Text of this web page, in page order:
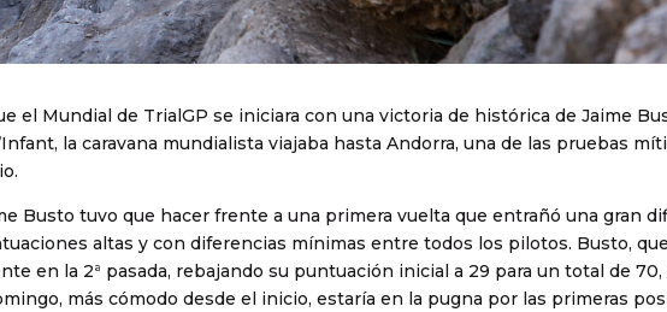
el Mundial de TrialGP se iniciara con una victoria de histórica de Jaime
la caravana mundialista viajaba hasta Andorra, una de las pruebas
Busto tuvo que hacer frente a una primera vuelta que entrañó una gran
altas y con diferencias mínimas entre todos los pilotos. Busto,
en la 2ª pasada, rebajando su puntuación inicial a 29 para un total de 70,
más cómodo desde el inicio, estaría en la pugna por las primeras